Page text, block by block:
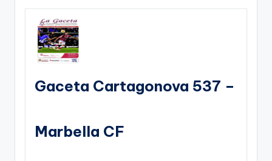
Gaceta Cartagonova 537 –
Marbella CF